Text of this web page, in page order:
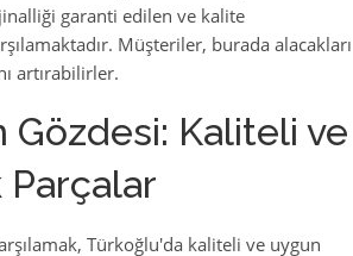
garanti edilen ve kalite
Müşteriler, burada alacakları
artırabilirler.
Gözdesi: Kaliteli ve
Parçalar
Türkoğlu'da kaliteli ve uygun